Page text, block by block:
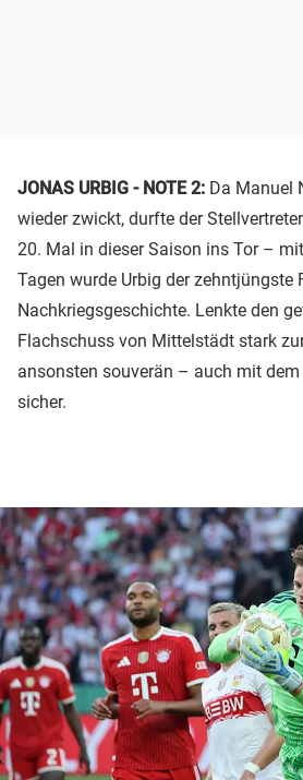
JONAS URBIG - NOTE 2: Da Manuel
wieder zwickt, durfte der
20. Mal in dieser Saison ins Tor –
Tagen wurde Urbig der zehntjüngste
Nachkriegsgeschichte. Lenkte den
Flachschuss von Mittelstädt stark
ansonsten souverän – auch mit
sicher.